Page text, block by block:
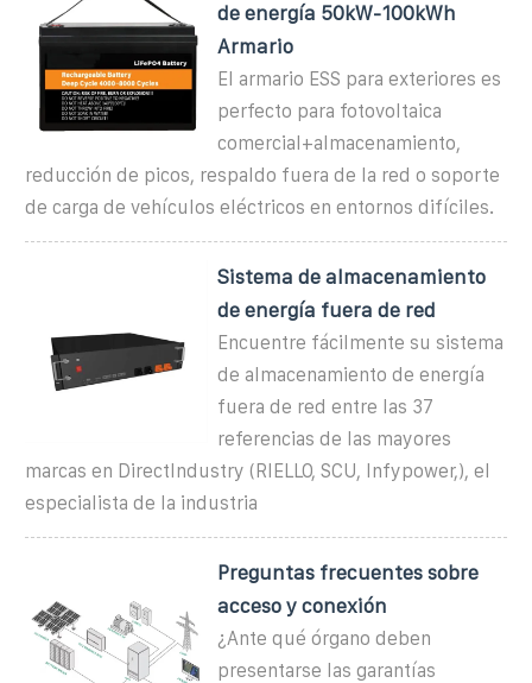
de energía 50kW-100kWh
Armario
El armario ESS para exteriores es
perfecto para fotovoltaica
comercial+almacenamiento,
reducción de picos, respaldo fuera de la red o soporte
de carga de vehículos eléctricos en entornos difíciles.
Sistema de almacenamiento
de energía fuera de red
Encuentre fácilmente su sistema
de almacenamiento de energía
fuera de red entre las 37
referencias de las mayores
marcas en DirectIndustry (RIELLO, SCU, Infypower,), el
especialista de la industria
Preguntas frecuentes sobre
acceso y conexión
¿Ante qué órgano deben
presentarse las garantías